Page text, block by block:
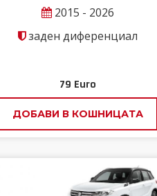
2015 - 2026
заден диференциал
79 Euro
ДОБАВИ В КОШНИЦАТА